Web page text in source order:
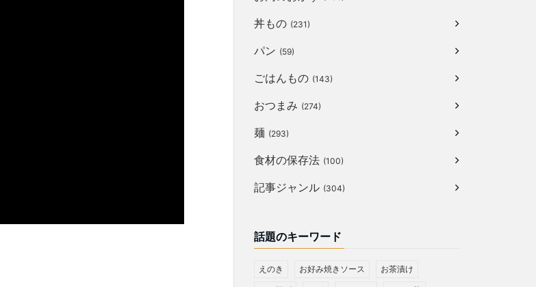
丼もの (231)
パン (59)
ごはんもの (143)
おつまみ (274)
麺 (293)
食材の保存法 (100)
記事ジャンル (304)
話題のキーワード
えのき お好み焼きソース お茶漬け